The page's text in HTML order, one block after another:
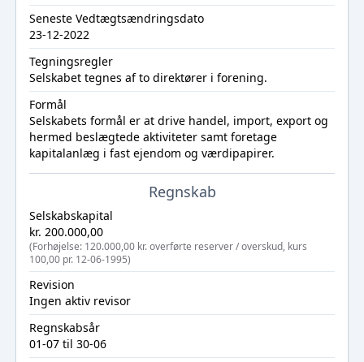
Seneste Vedtægtsændringsdato
23-12-2022
Tegningsregler
Selskabet tegnes af to direktører i forening.
Formål
Selskabets formål er at drive handel, import, export og
hermed beslægtede aktiviteter samt foretage
kapitalanlæg i fast ejendom og værdipapirer.
Regnskab
Selskabskapital
kr. 200.000,00
(Forhøjelse: 120.000,00 kr. overførte reserver / overskud, kurs
100,00 pr. 12-06-1995)
Revision
Ingen aktiv revisor
Regnskabsår
01-07 til 30-06